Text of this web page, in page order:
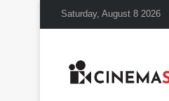
Saturday, August 8 2026